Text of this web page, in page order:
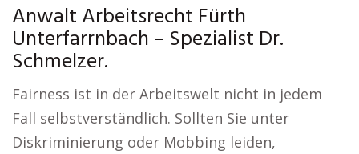
Anwalt Arbeitsrecht Fürth
Unterfarrnbach – Spezialist Dr.
Schmelzer.
Fairness ist in der Arbeitswelt nicht in jedem
Fall selbstverständlich. Sollten Sie unter
Diskriminierung oder Mobbing leiden,